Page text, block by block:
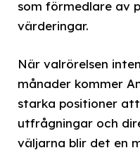
som förmedlare av
värderingar.
När valrörelsen
månader kommer
starka positioner
utfrågningar och
väljarna blir det en